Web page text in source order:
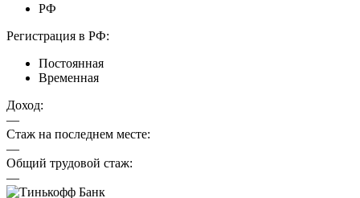
РФ
Регистрация в РФ:
Постоянная
Временная
Доход:
—
Стаж на последнем месте:
—
Общий трудовой стаж:
—